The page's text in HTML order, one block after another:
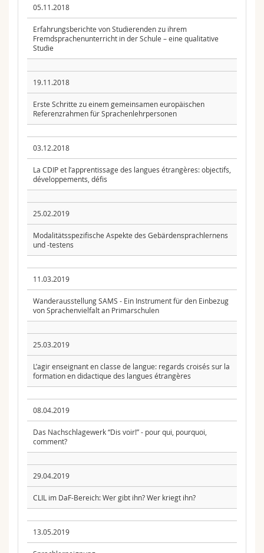
05.11.2018
Erfahrungsberichte von Studierenden zu ihrem
Fremdsprachenunterricht in der Schule – eine qualitative
Studie
19.11.2018
Erste Schritte zu einem gemeinsamen europäischen
Referenzrahmen für Sprachenlehrpersonen
03.12.2018
La CDIP et l’apprentissage des langues étrangères: objectifs,
développements, défis
25.02.2019
Modalitätsspezifische Aspekte des Gebärdensprachlernens
und -testens
11.03.2019
Wanderausstellung SAMS - Ein Instrument für den Einbezug
von Sprachenvielfalt an Primarschulen
25.03.2019
L’agir enseignant en classe de langue: regards croisés sur la
formation en didactique des langues étrangères
08.04.2019
Das Nachschlagewerk “Dis voir!” - pour qui, pourquoi,
comment?
29.04.2019
CLIL im DaF-Bereich: Wer gibt ihn? Wer kriegt ihn?
13.05.2019